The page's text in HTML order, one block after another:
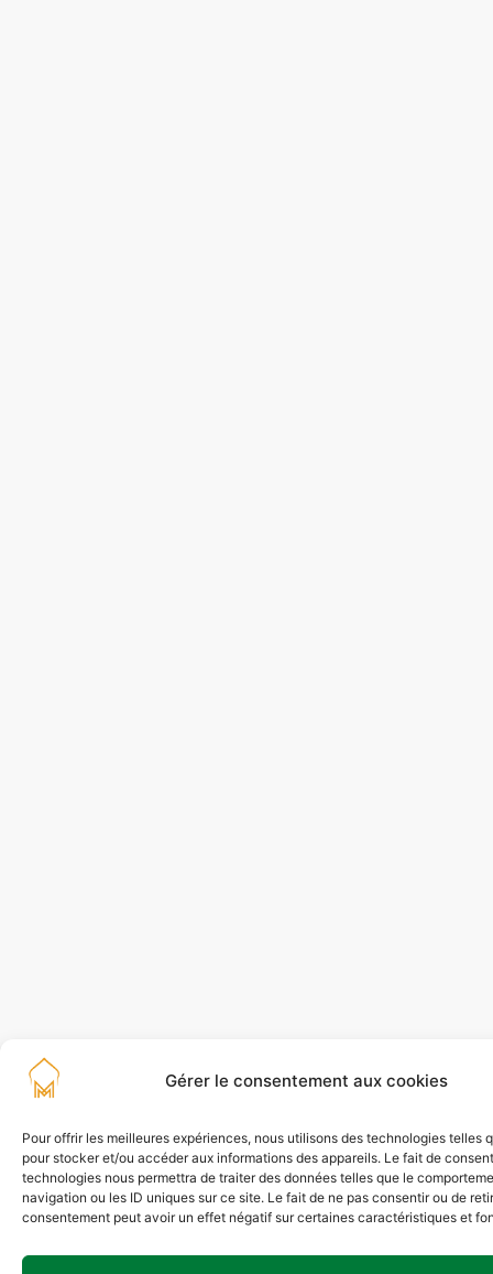
Gérer le consentement aux cookies
Pour offrir les meilleures expériences, nous utilisons des technologies telles
pour stocker et/ou accéder aux informations des appareils. Le fait de
technologies nous permettra de traiter des données telles que le
navigation ou les ID uniques sur ce site. Le fait de ne pas consentir ou de
consentement peut avoir un effet négatif sur certaines caractéristiques et